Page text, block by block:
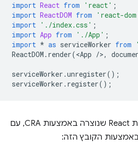
import React from 'react' ;
import ReactDOM from 'react-
import './index.css' ;
import App from './App' ;
import * as serviceWorker from
ReactDOM . render(<App />,
serviceWorker .unregister();
serviceWorker . register();
זוהי דוגמה לאפליקציית React שנוצרה באמצעות CRA, עם
הקובץ הזה: